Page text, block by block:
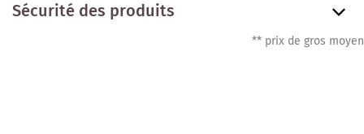
Sécurité des produits
** prix de gros moyen